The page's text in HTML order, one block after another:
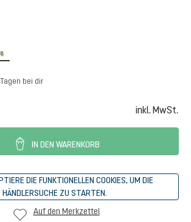
bei dir
inkl. MwSt.
IN DEN WARENKORB
DIE FUNKTIONELLEN COOKIES, UM DIE
HÄNDLERSUCHE ZU STARTEN.
Auf den Merkzettel